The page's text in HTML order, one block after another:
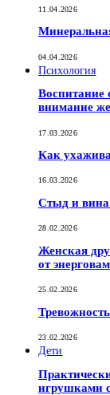
11.04.2026
04.04.2026
Психология
Воспитание
внимание
17.03.2026
Как
16.03.2026
Стыд и вина
28.02.2026
Женская
от
25.02.2026
23.02.2026
Дети
игрушками